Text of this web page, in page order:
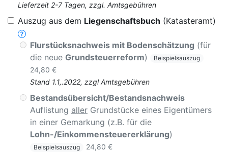
Lieferzeit 2-7 Tagen, zzgl. Amtsgebühren
Auszug aus dem Liegenschaftsbuch (Katasteramt)
Flurstücksnachweis mit Bodenschätzung (für
die neue Grundsteuerreform) Beispielsauszug
24,80 €
Stand 1.1,.2022, zzgl Amtsgebühren
Bestandsübersicht/Bestandsnachweis
Auflistung aller Grundstücke eines Eigentümers
in einer Gemarkung (z.B. für die
Lohn-/Einkommensteuererklärung)
Beispielsauszug
24,80 €